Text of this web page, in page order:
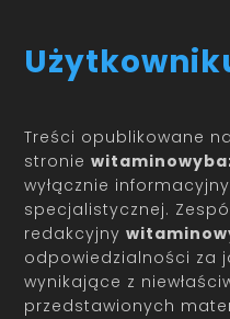
Treści opublikowane na
stronie
wyłącznie
specjalistycznej.
redakcyjny
odpowiedzialności za
wynikające z
przedstawionych